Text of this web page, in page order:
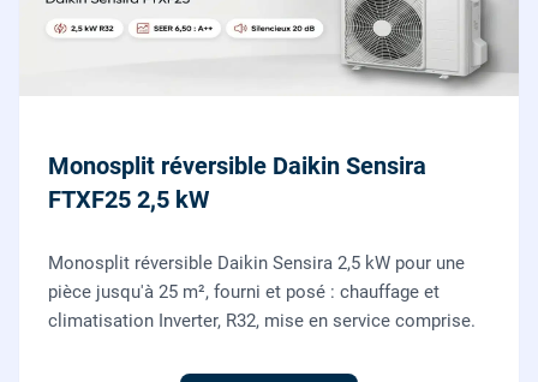
Monosplit réversible Daikin Sensira
FTXF25 2,5 kW
Monosplit réversible Daikin Sensira 2,5 kW pour une
pièce jusqu'à 25 m², fourni et posé : chauffage et
climatisation Inverter, R32, mise en service comprise.